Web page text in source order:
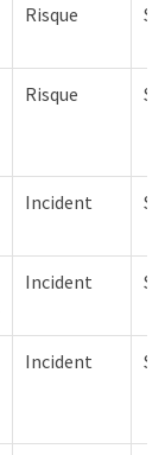
Risque
Risque
Incident
Incident
Incident